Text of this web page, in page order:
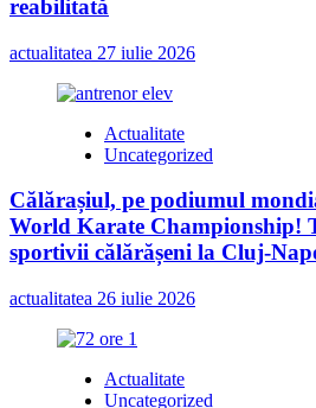
reabilitată
actualitatea 27 iulie 2026
Actualitate
Uncategorized
Călărașiul, pe podiumul
World Karate Championship!
sportivii călărășeni la Cluj-
actualitatea 26 iulie 2026
Actualitate
Uncategorized